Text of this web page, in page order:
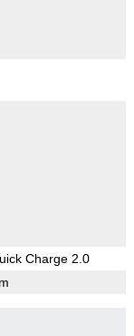
Charge 2.0